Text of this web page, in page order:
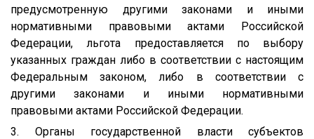
предусмотренную другими законами и иными
нормативными правовыми актами Российской
Федерации, льгота предоставляется по выбору
указанных граждан либо в соответствии с настоящим
Федеральным законом, либо в соответствии с
другими законами и иными нормативными
правовыми актами Российской Федерации.
3. Органы государственной власти субъектов